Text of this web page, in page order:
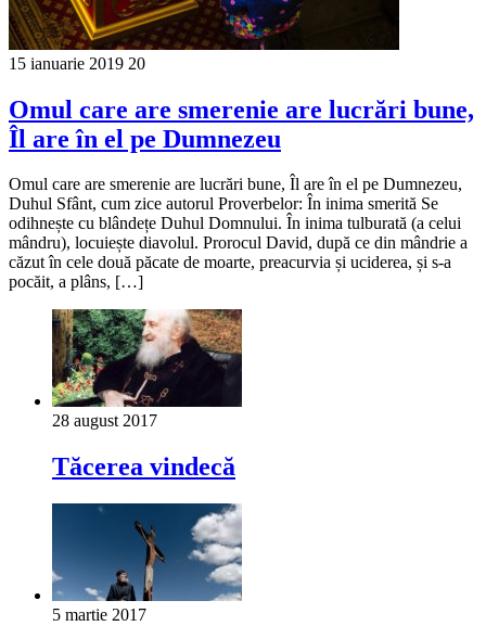
15 ianuarie 2019 20
Omul care are smerenie are lucrări bune,
Îl are în el pe Dumnezeu
Omul care are smerenie are lucrări bune, Îl are în el pe Dumnezeu,
Duhul Sfânt, cum zice autorul Proverbelor: În inima smerită Se
odihnește cu blândețe Duhul Domnului. În inima tulburată (a celui
mândru), locuiește diavolul. Prorocul David, după ce din mândrie a
căzut în cele două păcate de moarte, preacurvia și uciderea, și s-a
pocăit, a plâns, […]
28 august 2017
Tă­cerea vindecă
5 martie 2017